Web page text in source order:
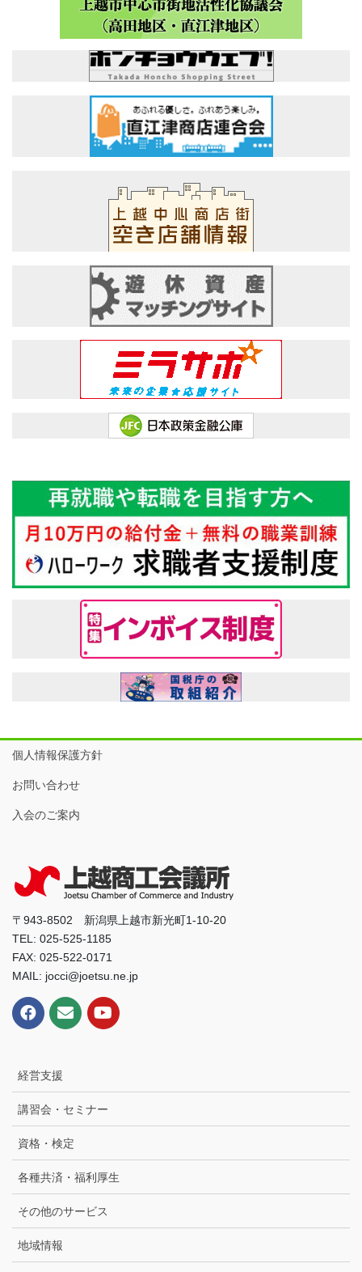
個人情報保護方針
お問い合わせ
入会のご案内
〒943-8502 新潟県上越市新光町1-10-20
TEL: 025-525-1185
FAX: 025-522-0171
MAIL: jocci@joetsu.ne.jp
経営支援
講習会・セミナー
資格・検定
各種共済・福利厚生
その他のサービス
地域情報